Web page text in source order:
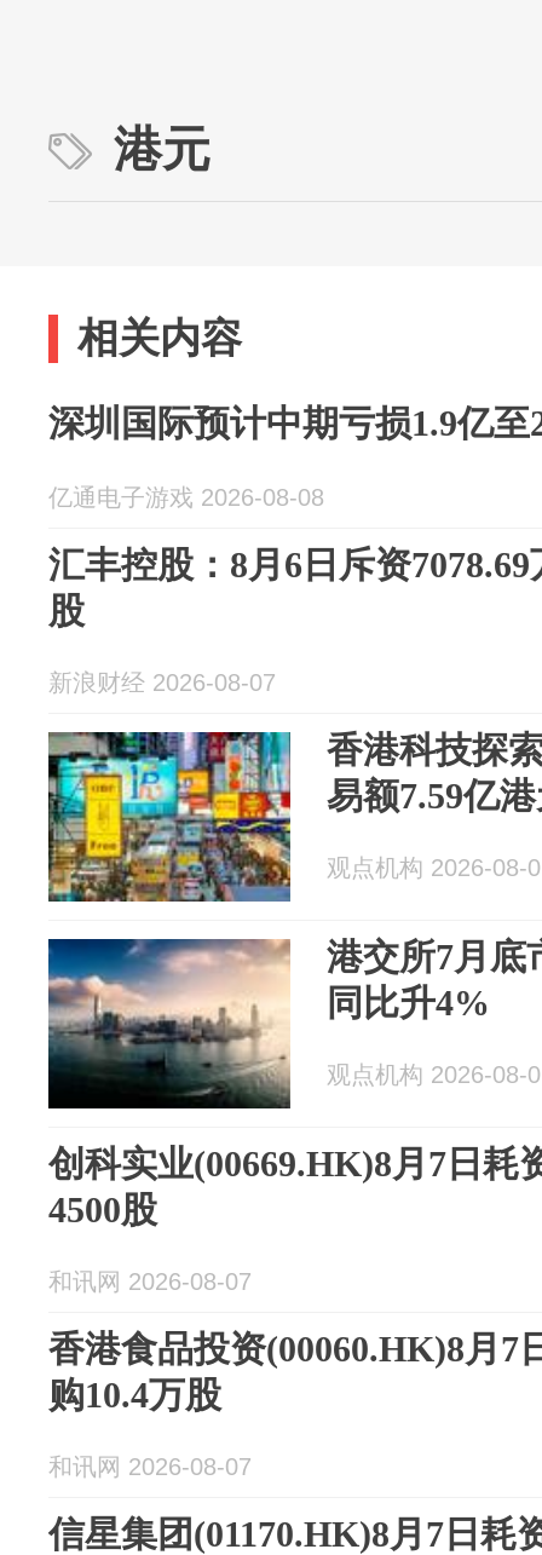
港元
相关内容
深圳国际预计中期亏损1.9亿至
亿通电子游戏 2026-08-08
汇丰控股：8月6日斥资
股
新浪财经 2026-08-07
香港科技探
易额7.59亿
观点机构 2026-08-
港交所7月底
同比升4%
观点机构 2026-08-
创科实业(00669.HK)8月7日耗
4500股
和讯网 2026-08-07
香港食品投资(00060.HK)8月7
购10.4万股
和讯网 2026-08-07
信星集团(01170.HK)8月7日耗